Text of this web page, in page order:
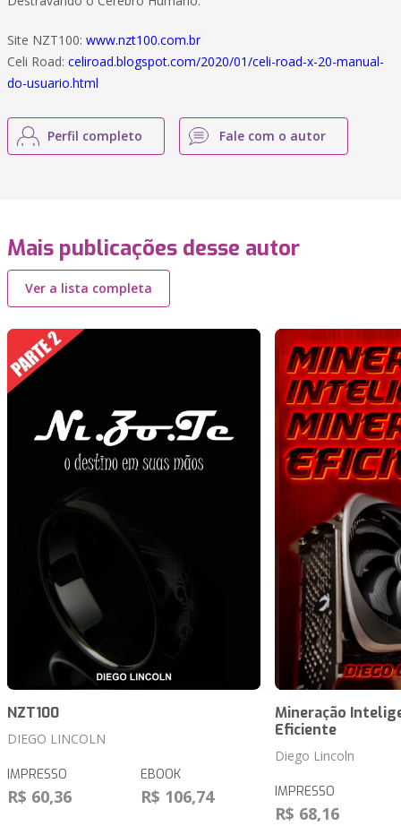
Site NZT100: www.nzt100.com.br
Celi Road: celiroad.blogspot.com/2020/01/celi-road-x-20-manual-
do-usuario.html
Perfil completo Fale com o autor
Mais publicações desse autor
Ver a lista completa
NZT100
DIEGO LINCOLN
IMPRESSO
R$ 60,36
EBOOK
R$ 106,74
Mineração
Eficiente
Diego Lincoln
IMPRESSO
R$ 68,16